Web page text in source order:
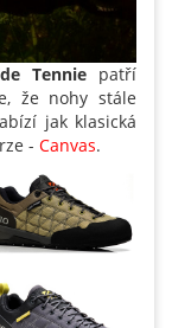
Tennie patří
že nohy stále
jak klasická
- Canvas.